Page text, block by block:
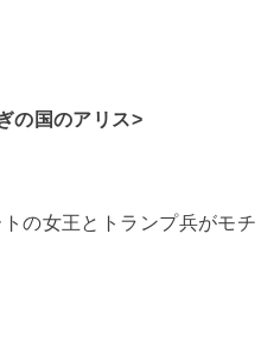
の国のアリス>
の女王とトランプ兵がモチ